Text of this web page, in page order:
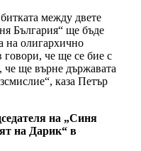
между двете
България“ ще бъде
на олигархично
говори, че ще се бие с
че ще върне държавата
каза Петър
на „Синя
на Дарик“ в